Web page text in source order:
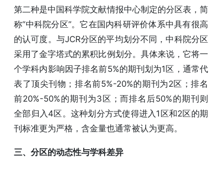
第二种是中国科学院文献情报中心制定的分区表，简
称“中科院分区”。它在国内科研评价体系中具有很高
的认可度。与JCR分区的平均划分不同，中科院分区
采用了金字塔式的累积比例划分。具体来说，它将一
个学科内影响因子排名前5%的期刊划为1区，通常代
表了顶尖刊物；排名前5%-20%的期刊为2区；排名
前20%-50%的期刊为3区；而排名后50%的期刊则
全部归入4区。这种划分方式使得进入1区和2区的期
刊标准更为严格，含金量也通常被认为更高。
三、分区的动态性与学科差异